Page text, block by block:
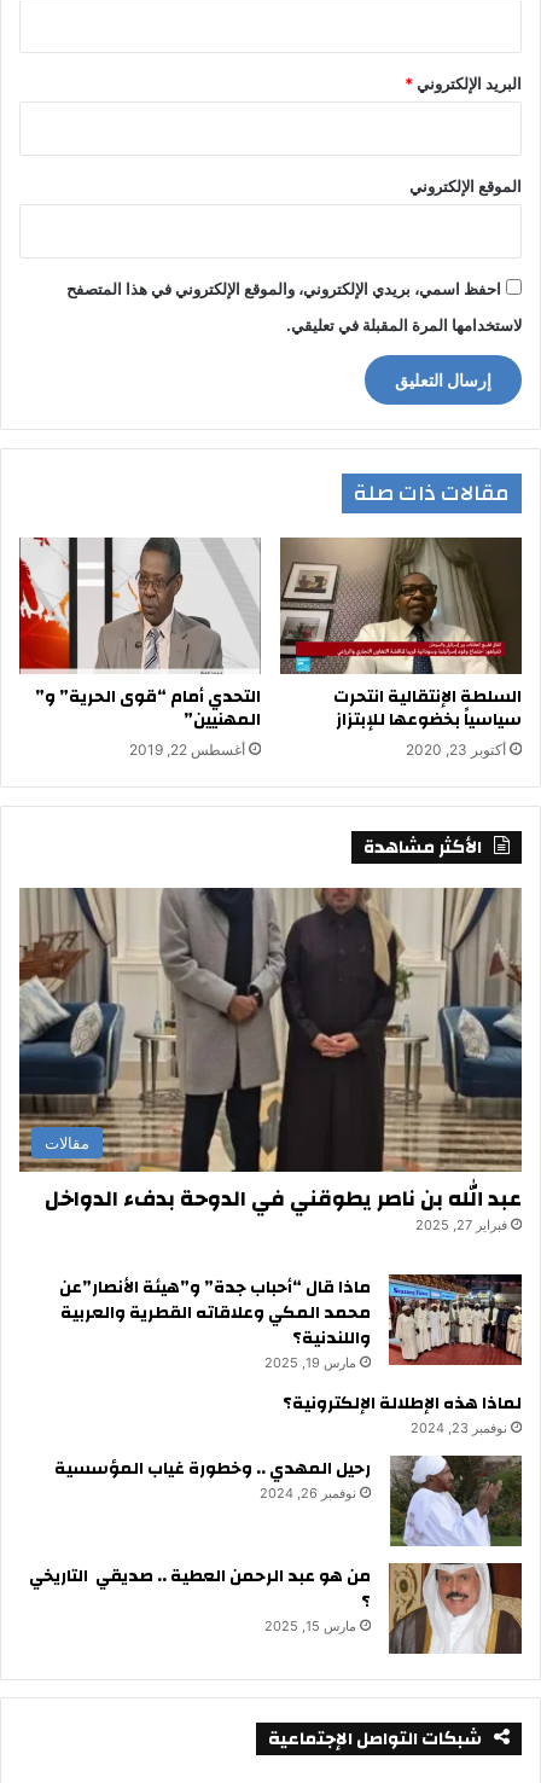
البريد الإلكتروني*
الموقع الإلكتروني
احفظ اسمي، بريدي الإلكتروني، والموقع الإلكتروني في هذا المتصفح
لاستخدامها المرة المقبلة في تعليقي.
مقالات ذات صلة
السلطة الإنتقالية انتحرت
سياسياً بخضوعها للإبتزاز
أكتوبر 23, 2020
التحدي أمام “قوى الحرية” و”
المهنيين”
أغسطس 22, 2019
الأكثر مشاهدة
مقالات
عبد الله بن ناصر يطوقني في الدوحة بدفء الدواخل
فبراير 27, 2025
ماذا قال “أحباب جدة” و”هيئة الأنصار”عن
محمد المكي وعلاقاته القطرية والعربية
واللندنية؟
مارس 19, 2025
لماذا هذه الإطلالة الإلكترونية؟
نوفمبر 23, 2024
رحيل المهدي .. وخطورة غياب المؤسسية
نوفمبر 26, 2024
من هو عبد الرحمن العطية .. صديقي التاريخي
؟
مارس 15, 2025
شبكات التواصل الإجتماعية